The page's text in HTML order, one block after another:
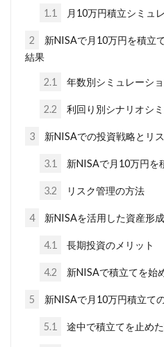
1.1 月10万円積立シミュ
2
新NISAで月10万円を積立
結果
2.1 年数別シミュレーシ
2.2 利回り別シナリオシ
3 新NISAでの投資戦略とリ
3.1 新NISAで月10万円を
3.2 リスク管理の方法
4 新NISAを活用した資産形
4.1 長期投資のメリット
4.2 新NISAで積立てを始
5 新NISAで月10万円積立
5.1 途中で積立てを止め